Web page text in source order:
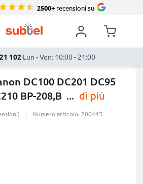
2500+recensioni su
102·Lun - Ven: 10:00 - 21:00
DC100 DC201 DC95
BP-208,B ... di più
Numero articolo: 200445